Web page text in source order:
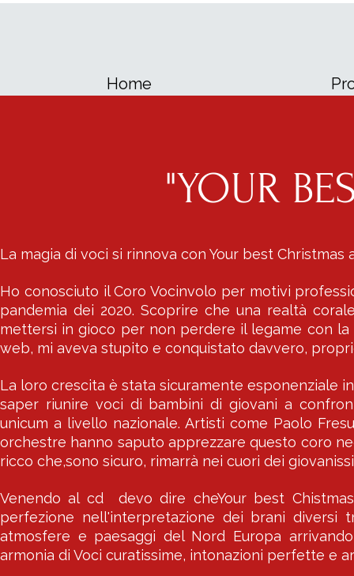
Home
"YOUR
La magia di voci si rinnova con Your best Christmas
Ho conosciuto il Coro Vocinvolo per motivi
pandemia dei 2020. Scoprire che una realtà
mettersi in gioco per non perdere il legame con
web, mi aveva stupito e conquistato davvero,
La loro crescita è stata sicuramente esponenziale
saper riunire voci di bambini di giovani a
unicum a livello nazionale. Artisti come Paolo
orchestre hanno saputo apprezzare questo coro
ricco che,sono sicuro, rimarrà nei cuori dei
Venendo al cd devo dire cheYour best
perfezione nell'interpretazione dei brani
atmosfere e paesaggi del Nord Europa
armonia di Voci curatissime, intonazioni perfette e